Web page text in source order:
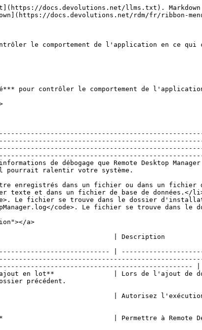
seront enregistrés dans un fichier nommé <code>RemoteDesktopManager.log</code>. Le fichier se trouve dans le dossier d'installation de l'application.</li></ul> |

#### Application <a href="#application" id="application"></a>

| Option                                                                         | Description                                                                                                                                                                                                                                                                                                                                                    |
| ------------------------------------------------------------------------------ | -------------------------------------------------------------------------------------------------------------------------------------------------------------------------------------------------------------------------------------------------------------------------------------------------------------------------------------------------------------- |
| **Ajouter un dossier dans la hiérarchie lors d'un ajout en lot**               | Lors de l'ajout de dossiers en lot, selon l'option choisie, les dossiers seront tous créés au même niveau ou seront des enfants du dossier précédent.                                                                                                                                                                                                          |
| **Autoriser plusieurs instances**                                              | Autorisez l'exécution simultanée de plusieurs instances de Remote Desktop Manager. Cette pratique n'est pas recommandée.                                                                                                                                                                                                                                       |
| **Autoriser un espace de travail non mis à niveau**                            | Permettre à Remote Desktop Manager de fonctionner sur un espace de travail plus ancien qui n'a pas été mis à niveau.                                                                                                                                                                                                                                           |
| **Autoriser RDM à enregistrer la position de la fenêtre sur plusieurs écrans** | Permet à Remote Desktop Manager de mémoriser et de restaurer la position de sa fenêtre sur plusieurs moniteurs.                                                                                                                                                                                                                                                |
| **Vérifier le contenu en focus lors de l'activation RDP**                      | Si une session RDP demande le focus, elle amènera